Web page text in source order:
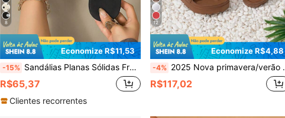
8
Economize R$11,53
-15% Sandálias Planas Sólidas Frescas Estilo Simples Slip-On Moda Listrada Semi-Circular Populares para Mulheres
R$65,37
Clientes recorrentes
12
Economize R$4,88
-4% 2025 Nova primavera/verão Mulheres Plus Size Fashionable Outdoor/Indoor Antiderrapante, Desodorizante, Casual, Fivela, Chinelos Eva Monopeça, Macio, Leve, Confortável, Versátil, Outdoor Sports
R$117,02